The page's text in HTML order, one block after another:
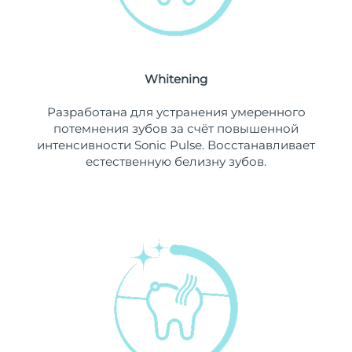
Whitening
Разработана для устранения умеренного
потемнения зубов за счёт повышенной
интенсивности Sonic Pulse. Восстанавливает
естественную белизну зубов.
Ожидаемая дата доставки
Люксембург
Ожидаемая дата доставки
9/08/26
Макао (САР)
Ожидаемая дата доставки
Ожидаемая дата доставки
Ожидаемая дата доставки
Ожидаемая дата доставки